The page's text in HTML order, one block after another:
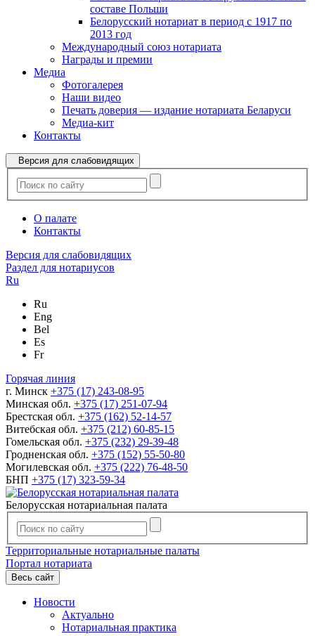
составе Польши
Белорусский нотариат в период с 1917 по
2013 год
Международный союз нотариата
Награды и премии
Медиа
Фотогалерея
Наши видео
Печать доверия — издание нотариата Беларуси
Медиа-кит
Контакты
Версия для слабовидящих
О палате
Контакты
Версия для слабовидящих
Раздел для нотариусов
Ru
Ru
Eng
Bel
Es
Fr
Горячая линия
г. Минск +375 (17) 243-08-95
Минская обл. +375 (17) 251-07-94
Брестская обл. +375 (162) 52-14-57
Витебская обл. +375 (212) 60-85-15
Гомельская обл. +375 (232) 29-39-48
Гродненская обл. +375 (152) 55-50-80
Могилевская обл. +375 (222) 76-48-50
БНП +375 (17) 323-59-34
Белорусская нотариальная палата
Территориальные нотариальные палаты
Портал нотариата
Весь сайт
Новости
Актуально
Нотариальная практика